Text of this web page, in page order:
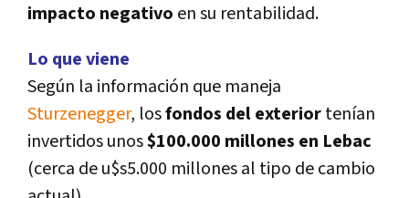
impacto negativo en su rentabilidad.
Lo que viene
Según la información que maneja
Sturzenegger, losfondos del exteriortení­an
invertidos unos$100.000 millones en Lebac
(cerca de u$s5.000 millones al tipo de cambio